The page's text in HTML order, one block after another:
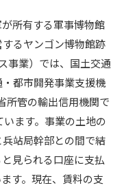
所有する軍事博物館
るヤンゴン博物館跡
事業）では、国土交通
都市開発事業支援機
所管の輸出信用機関で
ます。事業の土地の
站局幹部との間で結
見られる口座に支払
す。現在、賃料の支